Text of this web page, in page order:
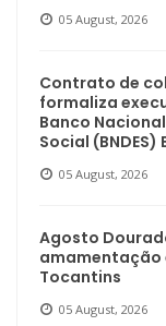
05 August, 2026
Contrato de
formaliza
Banco
Social
05 August, 2026
Agosto
amamentação
Tocantins
05 August, 2026